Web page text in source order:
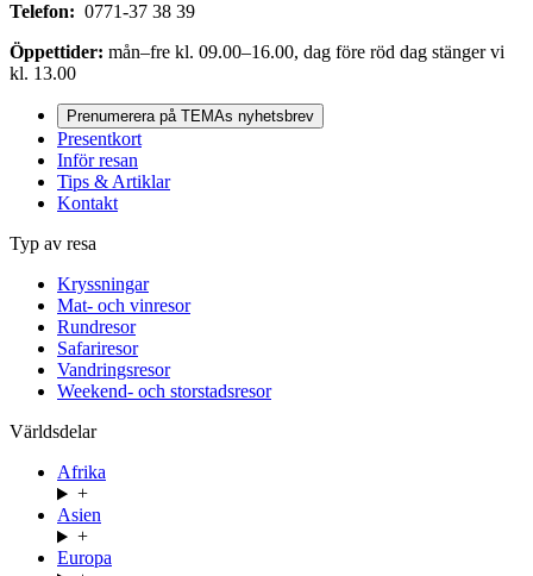
Telefon: 0771-37 38 39
Öppettider: mån–fre kl. 09.00–16.00, dag före röd dag stänger vi
kl. 13.00
Prenumerera på TEMAs nyhetsbrev
Presentkort
Inför resan
Tips & Artiklar
Kontakt
Typ av resa
Kryssningar
Mat- och vinresor
Rundresor
Safariresor
Vandringsresor
Weekend- och storstadsresor
Världsdelar
Afrika
+
Asien
+
Europa